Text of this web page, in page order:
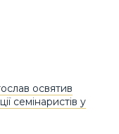
освятив
семінаристів у